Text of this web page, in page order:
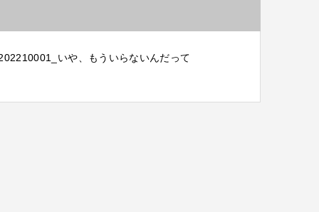
いや、もういらないんだって